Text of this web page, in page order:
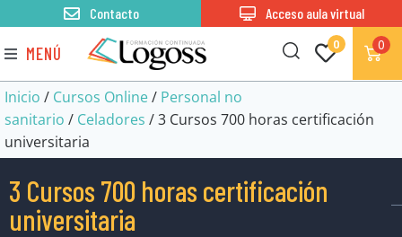
MENÚ 0 0
Contacto Acceso aula virtual
Inicio / Cursos Online/ Personal no
sanitario / Celadores / 3 Cursos 700 horas certificación
universitaria
3 Cursos 700 horas certificación
universitaria